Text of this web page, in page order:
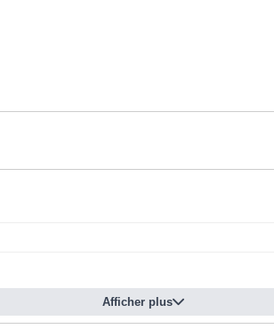
Afficher plus